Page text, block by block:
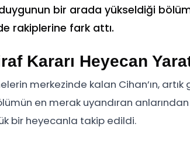
bir arada yükseldiği
rakiplerine fark attı.
Kararı Heyecan
merkezinde kalan Cihan’ın,
en merak uyandıran
bir heyecanla takip edildi.